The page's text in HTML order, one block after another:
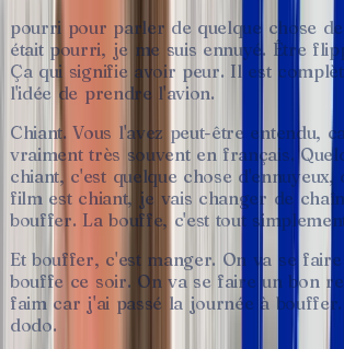
pourri pour parler de quelque chose de
était pourri, je me suis ennuyé. Être
Ça qui signifie avoir peur. Il est
l'idée de prendre l'avion.
Chiant. Vous l'avez peut-être entendu,
vraiment très souvent en français.
chiant, c'est quelque chose d'ennuyeux,
film est chiant, je vais changer de
bouffer. La bouffe, c'est tout
Et bouffer, c'est manger. On va se faire
bouffe ce soir. On va se faire un bon
faim car j'ai passé la journée à bouffer.
dodo.